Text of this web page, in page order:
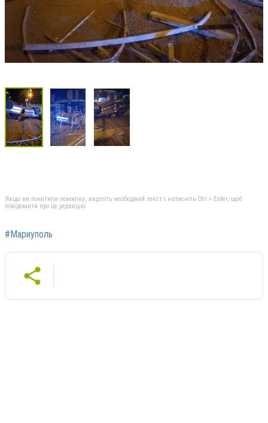
Якщо ви помітили помилку, виділіть необхідний текст і натисніть Ctrl + Enter, щоб
повідомити про це редакцію
#Мариуполь